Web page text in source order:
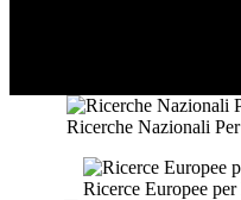
Ricerche Nazionali
Ricerce Europee